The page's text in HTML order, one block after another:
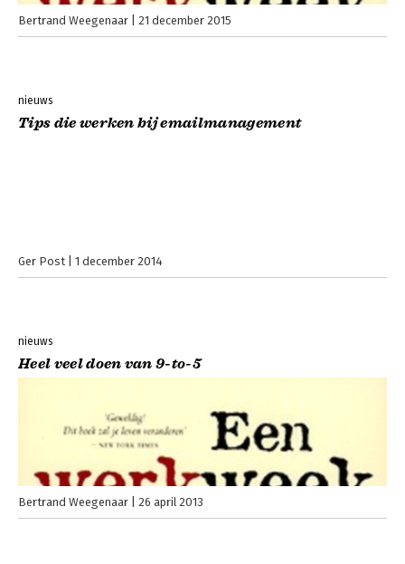
Bertrand Weegenaar 21 december 2015
nieuws
Tips die werken bij emailmanagement
Ger Post 1 december 2014
nieuws
Heel veel doen van 9-to-5
Bertrand Weegenaar 26 april 2013